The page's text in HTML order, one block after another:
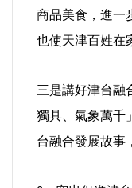
商品美食，進一
也使天津百姓在
三是講好津台融
獨具、氣象萬千
台融合發展故事